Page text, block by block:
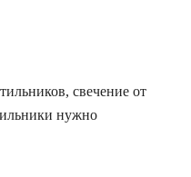
свечение от
нужно